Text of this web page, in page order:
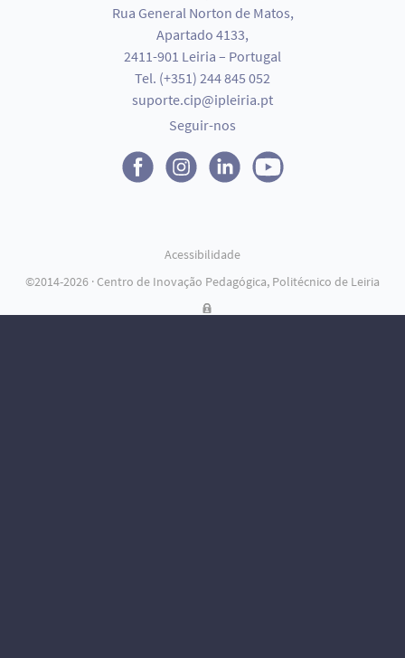
Rua General Norton de Matos,
Apartado 4133,
2411-901 Leiria – Portugal
Tel. (+351) 244 845 052
suporte.cip@ipleiria.pt
Seguir-nos
©2014-2026 · Centro de Inovação Pedagógica, Politécnico de Leiria
Acessibilidade